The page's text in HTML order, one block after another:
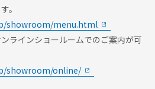
。
showroom/menu.html
ラインショールームでのご案内が可
showroom/online/